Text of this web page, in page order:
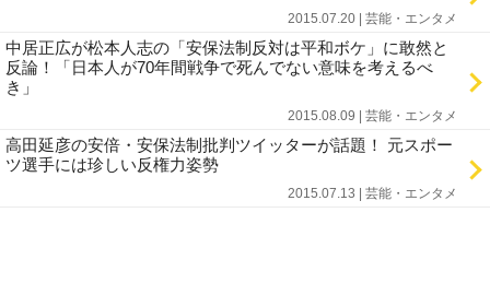
2015.07.20 | 芸能・エンタメ
中居正広が松本人志の「安保法制反対は平和ボケ」に敢然と
反論！「日本人が70年間戦争で死んでない意味を考えるべ
き」
2015.08.09 | 芸能・エンタメ
高田延彦の安倍・安保法制批判ツイッターが話題！ 元スポー
ツ選手には珍しい反権力姿勢
2015.07.13 | 芸能・エンタメ